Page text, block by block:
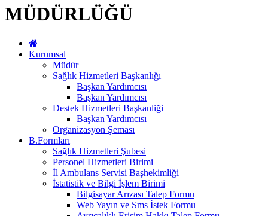
MÜDÜRLÜĞÜ
Kurumsal
Müdür
Sağlık Hizmetleri Başkanlığı
Başkan Yardımcısı
Başkan Yardımcısı
Destek Hizmetleri Başkanliği
Başkan Yardımcısı
Organizasyon Şeması
B.Formları
Sağlık Hizmetleri Şubesi
Personel Hizmetleri Birimi
İl Ambulans Servisi Başhekimliği
İstatistik ve Bilgi İşlem Birimi
Bilgisayar Arızası Talep Formu
Web Yayın ve Sms İstek Formu